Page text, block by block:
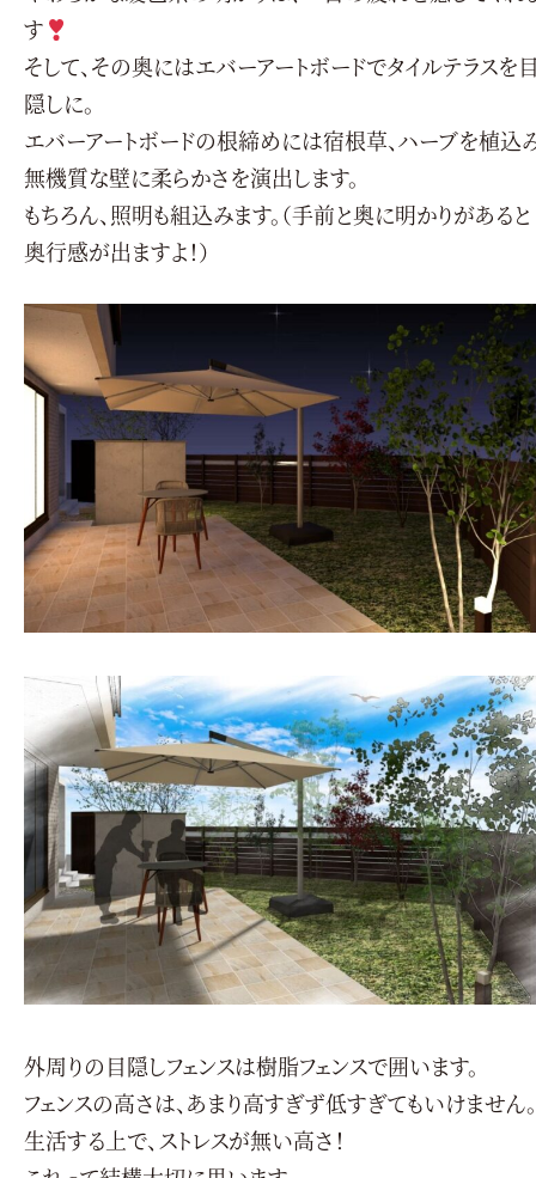
す
そして、その奥にはエバーアートボードでタイルテラスを
隠しに。
エバーアートボードの根締めには宿根草、ハーブを植込
無機質な壁に柔らかさを演出します。
もちろん、照明も組込みます。（手前と奥に明かりがあると
奥行感が出ますよ！）
外周りの目隠しフェンスは樹脂フェンスで囲います。
フェンスの高さは、あまり高すぎず低すぎてもいけません。
生活する上で、ストレスが無い高さ！